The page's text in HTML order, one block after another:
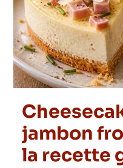
jambon
la recette